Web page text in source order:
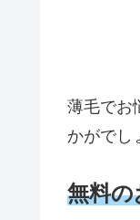
薄毛でお
かがでし
無料の